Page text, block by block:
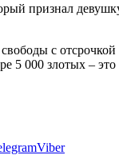
признал
с отсрочкой
5 000 злотых –
Viber